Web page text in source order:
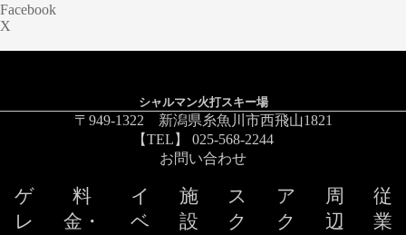
Facebook
X
シャルマン火打スキー場
〒949-1322 新潟県糸魚川市西飛山1821
【TEL】 025-568-2244
お問い合わせ
ゲ
レ
料
金・
イ
ベ
施
設
ス
ク
ア
ク
周
辺
従
業